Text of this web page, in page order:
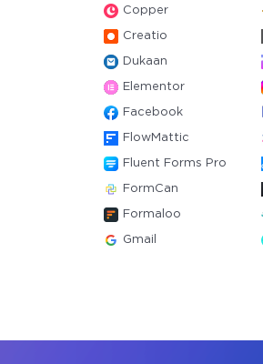
Copper
Creatio
Dukaan
Elementor
Facebook
FlowMattic
Fluent Forms Pro
FormCan
Formaloo
Gmail